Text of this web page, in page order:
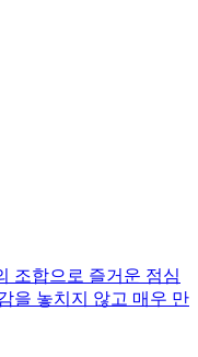
조합으로 즐거운 점심
을 놓치지 않고 매우 만